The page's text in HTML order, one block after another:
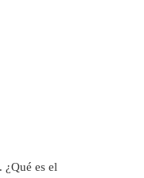
es el